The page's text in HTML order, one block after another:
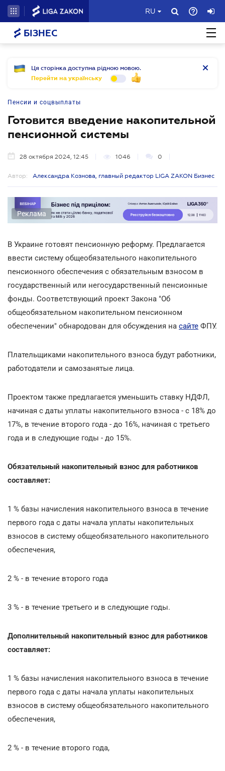
RU
БІЗНЕС
Ця сторінка доступна рідною мовою.
Перейти на українську
Пенсии и соцвыплаты
Готовится введение накопительной
пенсионной системы
28 октября 2024, 12:45 1046 0
Автор: Александра Кознова, главный редактор LIGA ZAKON Бизнес
Реклама
В Украине готовят пенсионную реформу. Предлагается
ввести систему общеобязательного накопительного
пенсионного обеспечения с обязательным взносом в
государственный или негосударственный пенсионные
фонды. Соответствующий проект Закона "Об
общеобязательном накопительном пенсионном
обеспечении" обнародован для обсуждения на сайте ФПУ.
Плательщиками накопительного взноса будут работники,
работодатели и самозанятые лица.
Проектом также предлагается уменьшить ставку НДФЛ,
начиная с даты уплаты накопительного взноса - с 18% до
17%, в течение второго года - до 16%, начиная с третьего
года и в следующие годы - до 15%.
Обязательный накопительный взнос для работников
составляет:
1 % базы начисления накопительного взноса в течение
первого года с даты начала уплаты накопительных
взносов в систему общеобязательного накопительного
обеспечения,
2 % - в течение второго года
3 % - в течение третьего и в следующие годы.
Дополнительный накопительный взнос для работников
составляет:
1 % базы начисления накопительного взноса в течение
первого года с даты начала уплаты накопительных
взносов в систему общеобязательного накопительного
обеспечения,
2 % - в течение второго года,